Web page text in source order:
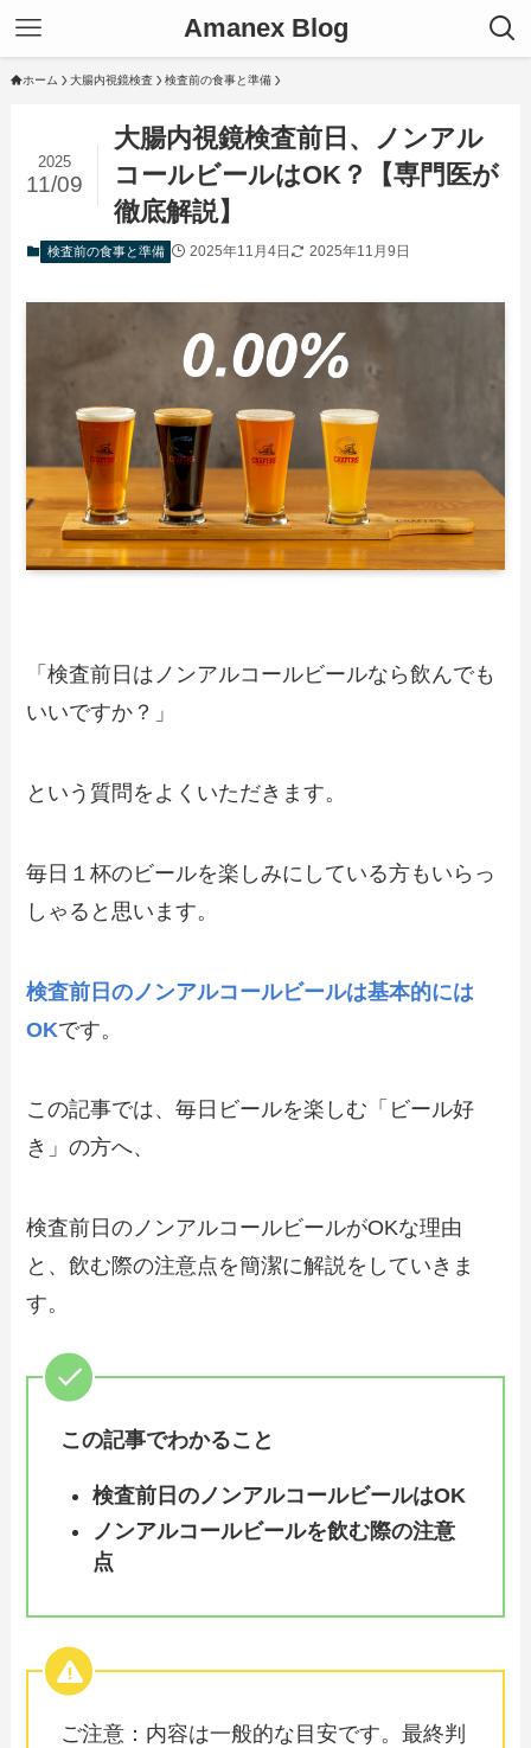
Amanex Blog
ホーム 大腸内視鏡検査 検査前の食事と準備
大腸内視鏡検査前日、ノンアル
コールビールはOK？【専門医が
徹底解説】
2025
11/09
検査前の食事と準備 2025年11月4日 2025年11月9日
「検査前日はノンアルコールビールなら飲んでも
いいですか？」
という質問をよくいただきます。
毎日１杯のビールを楽しみにしている方もいらっ
しゃると思います。
検査前日のノンアルコールビールは基本的には
OKです。
この記事では、毎日ビールを楽しむ「ビール好
き」の方へ、
検査前日のノンアルコールビールがOKな理由
と、飲む際の注意点を簡潔に解説をしていきま
す。
この記事でわかること
検査前日のノンアルコールビールはOK
ノンアルコールビールを飲む際の注意
点
ご注意：内容は一般的な目安です。最終判